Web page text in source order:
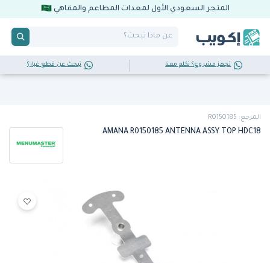
المتجر السعودي الأول لمعدات المطاعم والمقاهي
تجهز مشروع؟ تكلم معنا تبحث عن قطع غيار؟
المرجع: R0150185
AMANA R0150185 ANTENNA ASSY TOP HDC18